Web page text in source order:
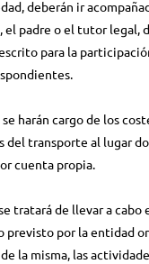
deberán ir
el padre o el tutor legal,
para la
harán cargo de los
del transporte al lugar
cuenta propia.
tratará de llevar a cabo
previsto por la entidad
la misma, las